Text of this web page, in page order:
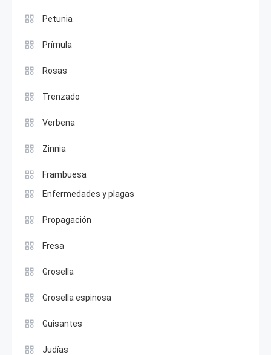
Petunia
Prímula
Rosas
Trenzado
Verbena
Zinnia
Frambuesa
Enfermedades y plagas
Propagación
Fresa
Grosella
Grosella espinosa
Guisantes
Judías